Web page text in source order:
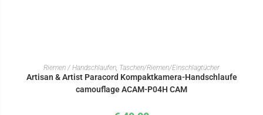
IN DEN WARENKORB
Riemen / Handschlaufen, Taschen/Riemen/Einschlagtücher
Artisan & Artist Paracord Kompaktkamera-Handschlaufe
camouflage ACAM-P04H CAM